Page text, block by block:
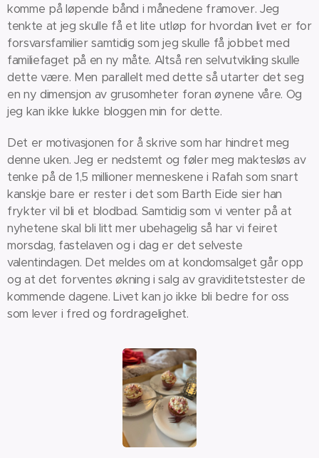
komme på løpende bånd i månedene framover. Jeg
tenkte at jeg skulle få et lite utløp for hvordan livet er for
forsvarsfamilier samtidig som jeg skulle få jobbet med
familiefaget på en ny måte. Altså ren selvutvikling skulle
dette være. Men parallelt med dette så utarter det seg
en ny dimensjon av grusomheter foran øynene våre. Og
jeg kan ikke lukke bloggen min for dette.
Det er motivasjonen for å skrive som har hindret meg
denne uken. Jeg er nedstemt og føler meg maktesløs av
tenke på de 1,5 millioner menneskene i Rafah som snart
kanskje bare er rester i det som Barth Eide sier han
frykter vil bli et blodbad. Samtidig som vi venter på at
nyhetene skal bli litt mer ubehagelig så har vi feiret
morsdag, fastelaven og i dag er det selveste
valentindagen. Det meldes om at kondomsalget går opp
og at det forventes økning i salg av graviditetstester de
kommende dagene. Livet kan jo ikke bli bedre for oss
som lever i fred og fordragelighet.